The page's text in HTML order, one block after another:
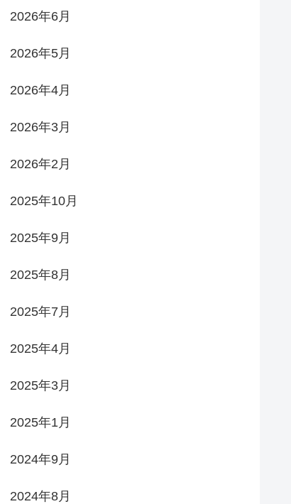
2026年6月
2026年5月
2026年4月
2026年3月
2026年2月
2025年10月
2025年9月
2025年8月
2025年7月
2025年4月
2025年3月
2025年1月
2024年9月
2024年8月